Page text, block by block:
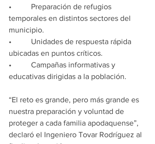
•          Preparación de refugios
temporales en distintos sectores del
municipio.
•          Unidades de respuesta rápida
ubicadas en puntos críticos.
•          Campañas informativas y
educativas dirigidas a la población.
“El reto es grande, pero más grande es
nuestra preparación y voluntad de
proteger a cada familia apodaquense”,
declaró el Ingeniero Tovar Rodríguez al